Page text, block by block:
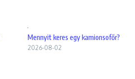
Mennyit keres egy kamionsofőr?
2026-08-02